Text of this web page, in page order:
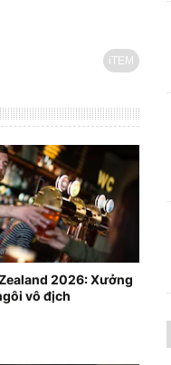
iTEM
2026: Xưởng
vô địch